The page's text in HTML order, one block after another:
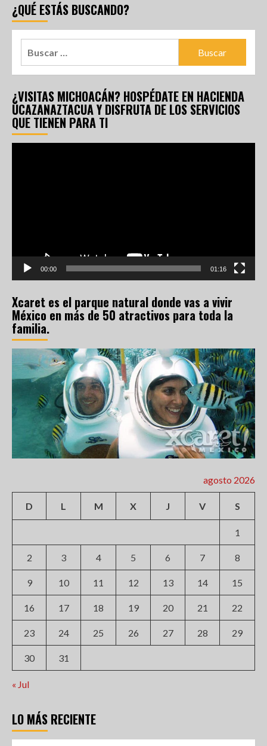
¿QUÉ ESTÁS BUSCANDO?
¿VISITAS MICHOACÁN? HOSPÉDATE EN HACIENDA
UCAZANAZTACUA Y DISFRUTA DE LOS SERVICIOS
QUE TIENEN PARA TI
00:00 01:16
Xcaret es el parque natural donde vas a vivir
México en más de 50 atractivos para toda la
familia.
agosto 2026
D L M X J V S
1
2 3 4 5 6 7 8
9 10 11 12 13 14 15
16 17 18 19 20 21 22
23 24 25 26 27 28 29
30 31
« Jul
LO MÁS RECIENTE